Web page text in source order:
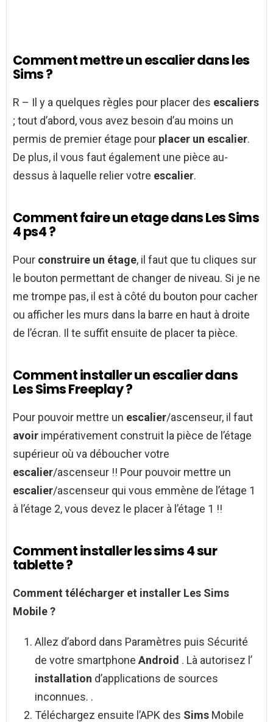
Comment mettre un escalier dans les
Sims ?
R – Il y a quelques règles pour placer des escaliers
; tout d’abord, vous avez besoin d’au moins un
permis de premier étage pour placer un escalier.
De plus, il vous faut également une pièce au-
dessus à laquelle relier votre escalier.
Comment faire un etage dans Les Sims
4 ps4 ?
Pour construire un étage, il faut que tu cliques sur
le bouton permettant de changer de niveau. Si je ne
me trompe pas, il est à côté du bouton pour cacher
ou afficher les murs dans la barre en haut à droite
de l’écran. Il te suffit ensuite de placer ta pièce.
Comment installer un escalier dans
Les Sims Freeplay ?
Pour pouvoir mettre un escalier/ascenseur, il faut
avoir impérativement construit la pièce de l’étage
supérieur où va déboucher votre
escalier/ascenseur !! Pour pouvoir mettre un
escalier/ascenseur qui vous emmène de l’étage 1
à l’étage 2, vous devez le placer à l’étage 1 !!
Comment installer les sims 4 sur
tablette ?
Comment télécharger et installer Les Sims
Mobile ?
Allez d’abord dans Paramètres puis Sécurité
de votre smartphone Android . Là autorisez l’
installation d’applications de sources
inconnues. .
Téléchargez ensuite l’APK des Sims Mobile